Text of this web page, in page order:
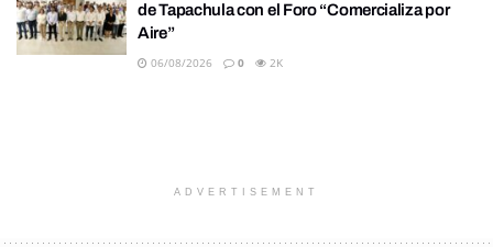
de Tapachula con el Foro “Comercializa por
Aire”
06/08/2026 0 2K
ADVERTISEMENT